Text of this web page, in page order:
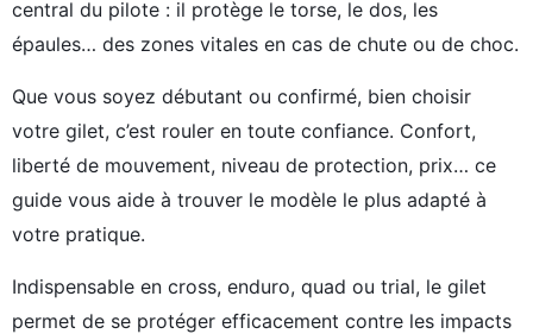
central du pilote : il protège le torse, le dos, les
épaules… des zones vitales en cas de chute ou de choc.
Que vous soyez débutant ou confirmé, bien choisir
votre gilet, c’est rouler en toute confiance. Confort,
liberté de mouvement, niveau de protection, prix… ce
guide vous aide à trouver le modèle le plus adapté à
votre pratique.
Indispensable en cross, enduro, quad ou trial, le gilet
permet de se protéger efficacement contre les impacts